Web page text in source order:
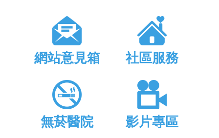
網站意見箱 社區服務
無菸醫院 影片專區